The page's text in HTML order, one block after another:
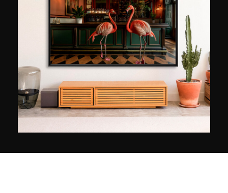
tels que New York, ou Paris. Depuis 2010,
délaissant son chevalet, Fabien intègre la
photographie dans ses œuvres, faisant évoluer
son travail pictural vers un langage plus
contemporain. Il conçoit aujourd’hui des œuvres
graphiques originales Néo Pop, style héritier du
mouvement Pop Art né dans les années 50.